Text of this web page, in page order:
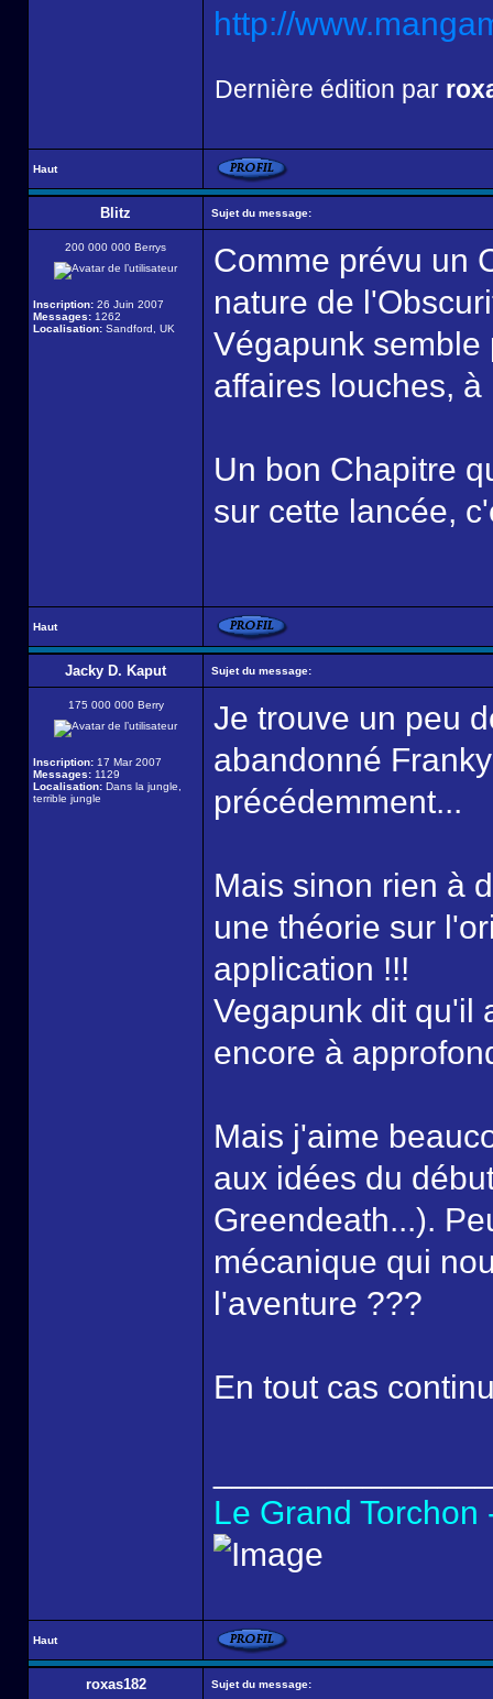
http://
Dernière édition par
Haut
Blitz Sujet du message:
200 000 000 Berrys
Inscription: 26 Juin 2007
Messages: 1262
Localisation: Sandford, UK
Comme prévu un
nature de
Végapunk
affaires louches,
Un bon Chapitre
sur cette lancée,
Haut
Jacky D. Kaput Sujet du message:
175 000 000 Berry
Inscription: 17 Mar 2007
Messages: 1129
Localisation: Dans la jungle,
terrible jungle
Je trouve un peu
abandonné
précédemment...
Mais sinon rien à
une théorie sur
application !!!
Vegapunk dit qu'il
encore à
Mais j'aime
aux idées du
Greendeath...).
mécanique qui
l'aventure ???
En tout cas
Le Grand
Haut
roxas182 Sujet du message: